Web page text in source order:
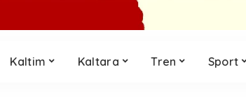
Kaltim Kaltara Tren Sport